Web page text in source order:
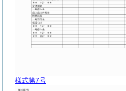
様式第7号